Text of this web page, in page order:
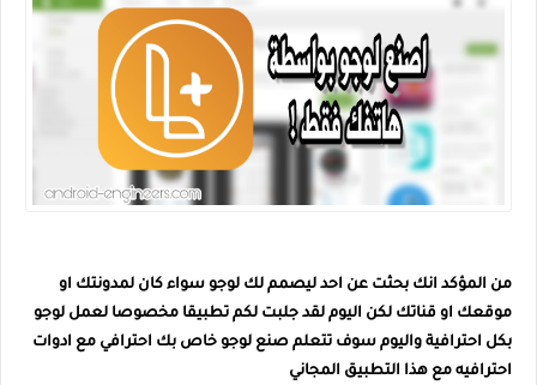
من المؤكد انك بحثت عن احد ليصمم لك لوجو سواء كان لمدونتك او
موقعك او قناتك لكن اليوم لقد جلبت لكم تطبيقا مخصوصا لعمل لوجو
بكل احترافية واليوم سوف تتعلم صنع لوجو خاص بك احترافي مع ادوات
احترافيه مع هذا التطبيق المجاني